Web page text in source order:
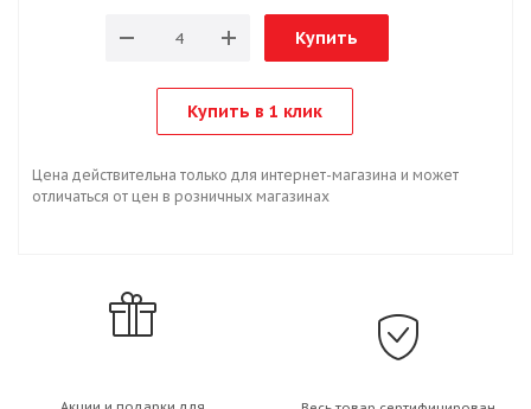
Купить
Купить в 1 клик
Цена действительна только для интернет-магазина и может
отличаться от цен в розничных магазинах